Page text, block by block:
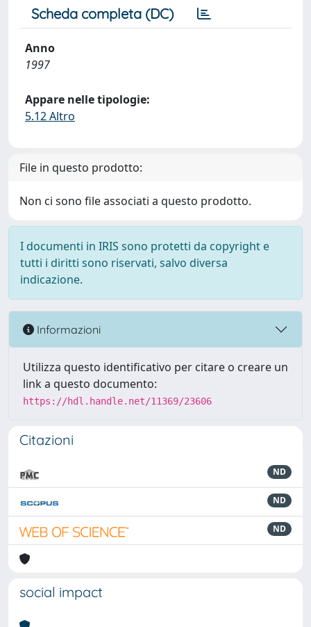
Scheda completa (DC)
Anno
1997
Appare nelle tipologie:
5.12 Altro
File in questo prodotto:
Non ci sono file associati a questo prodotto.
I documenti in IRIS sono protetti da copyright e
tutti i diritti sono riservati, salvo diversa
indicazione.
Informazioni
Utilizza questo identificativo per citare o creare un
link a questo documento:
https://hdl.handle.net/11369/23606
Citazioni
ND
ND
ND
social impact